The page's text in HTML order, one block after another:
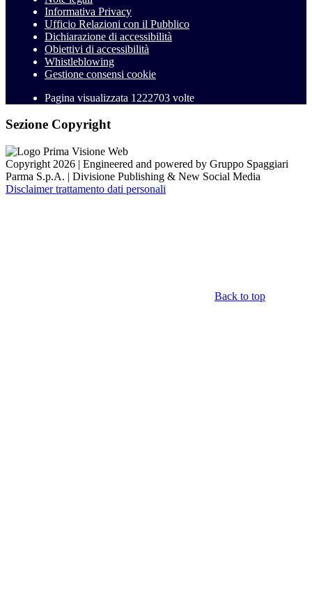
Informativa Privacy
Ufficio Relazioni con il Pubblico
Dichiarazione di accessibilità
Obiettivi di accessibilità
Whistleblowing
Gestione consensi cookie
Pagina visualizzata 1222703 volte
Sezione Copyright
Copyright 2026 | Engineered and powered by Gruppo Spaggiari
Parma S.p.A. | Divisione Publishing & New Social Media
Disclaimer trattamento dati personali
Back to top